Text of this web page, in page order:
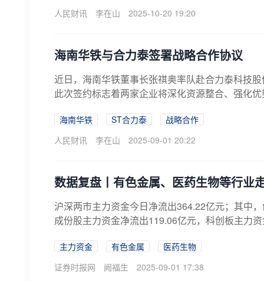
人民财讯
李在山 2025-10-20 19:20
海南华铁与合力泰签署战略合作协议
近日，海南华铁董事长张祺奥率队赴合力泰科技
此次签约标志着两家企业将深化资源整合、强化
海南华铁 ST合力泰
战略合作
人民财讯
李在山 2025-09-01 20:22
数据复盘丨有色金属、医药生物等行业
沪深两市主力资金今日净流出364.22亿元；其中
成份股主力资金净流出119.06亿元，科创板主力
主力资金 有色金属
医药生物
证券时报网
阙福生 2025-09-01 17:38